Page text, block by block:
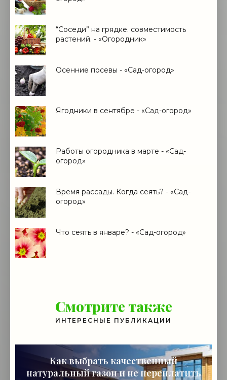
“Соседи” на грядке. совместимость
растений. - «Огородник»
Осенние посевы - «Сад-огород»
Ягодники в сентябре - «Сад-огород»
Работы огородника в марте - «Сад-
огород»
Время рассады. Когда сеять? - «Сад-
огород»
Что сеять в январе? - «Сад-огород»
Смотрите также
ИНТЕРЕСНЫЕ ПУБЛИКАЦИИ
Как выбрать качественный
натуральный газон и не переплатить